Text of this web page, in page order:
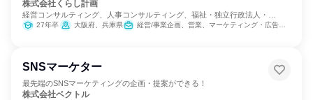
株式会社くらし計画
経営コンサルティング、人事コンサルティング、福祉・独立行政法人・
NGO・NPO
27年卒 大阪府、兵庫県 経営/事業企画、営業、マーケティング・広告・宣伝
SNSマーケター
最先端のSNSマーケティングの企画・提案ができる！
株式会社ベクトル